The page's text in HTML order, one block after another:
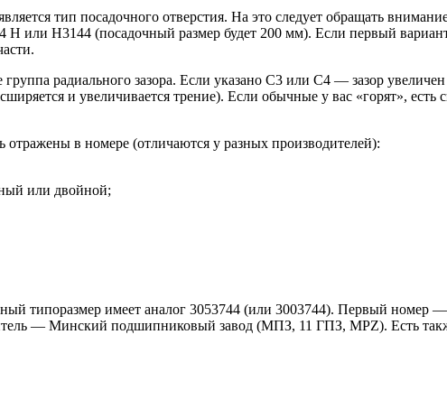
тип посадочного отверстия. На это следует обращать
H или H3144 (посадочный размер будет 200 мм). Если первый
радиального зазора. Если указано С3 или C4 — зазор
и увеличивается трение). Если обычные у вас «горят»,
в номере (отличаются у разных производителей):
или двойной;
типоразмер имеет аналог 3053744 (или 3003744). Первый номер
— Минский подшипниковый завод (МПЗ, 11 ГПЗ, MPZ). Есть